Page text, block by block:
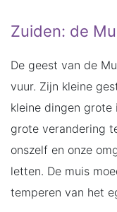
Zuiden: de
De geest van de
vuur. Zijn kleine
kleine dingen
grote verandering
onszelf en onze
letten. De muis
temperen van het